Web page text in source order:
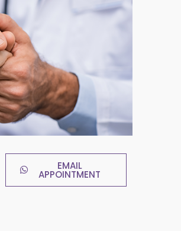
EMAIL
APPOINTMENT